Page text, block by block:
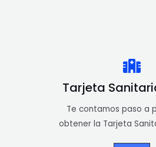
Tarjeta
Te contamos paso a
obtener la Tarjeta